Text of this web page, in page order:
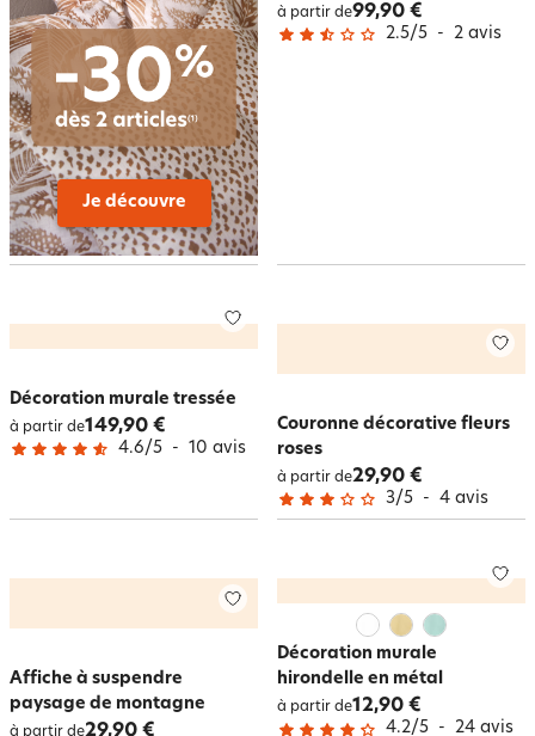
à partir de99,90 €
2.5/5 - 2 avis
Décoration murale tressée
à partir de149,90 €
4.6/5 - 10 avis
Couronne décorative fleurs
roses
à partir de29,90 €
3/5 - 4 avis
Affiche à suspendre
paysage de montagne
à partir de29,90 €
Décoration murale
hirondelle en métal
à partir de12,90 €
4.2/5 - 24 avis
Je découvre